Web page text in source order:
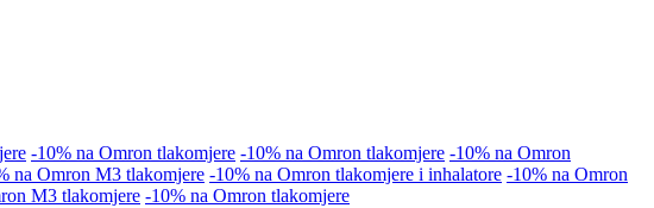
-10% na Omron tlakomjere -10% na Omron tlakomjere -10% na Omron
na Omron M3 tlakomjere -10% na Omron tlakomjere i inhalatore -10% na Omron
M3 tlakomjere -10% na Omron tlakomjere